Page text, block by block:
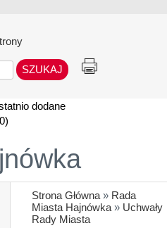
dodane
Strona Główna » Rada
Miasta Hajnówka » Uchwały
Rady Miasta